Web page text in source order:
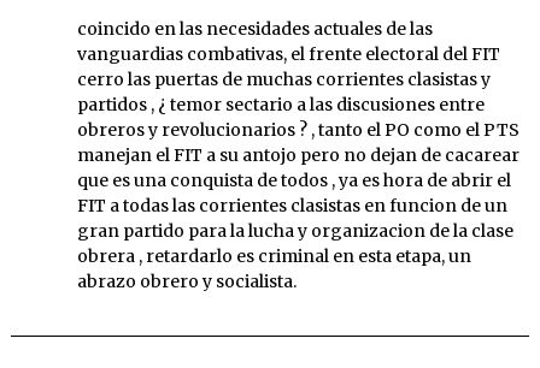
coincido en las necesidades actuales de las
vanguardias combativas, el frente electoral del FIT
cerro las puertas de muchas corrientes clasistas y
partidos , ¿ temor sectario a las discusiones entre
obreros y revolucionarios ? , tanto el PO como el PTS
manejan el FIT a su antojo pero no dejan de cacarear
que es una conquista de todos , ya es hora de abrir el
FIT a todas las corrientes clasistas en funcion de un
gran partido para la lucha y organizacion de la clase
obrera , retardarlo es criminal en esta etapa, un
abrazo obrero y socialista.